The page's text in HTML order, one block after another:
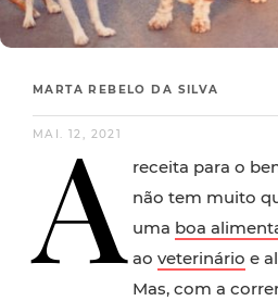
MARTA REBELO DA SILVA
MAI. 12, 2021
A receita para o
não tem muito
uma boa
ao veterinário e
Mas, com a